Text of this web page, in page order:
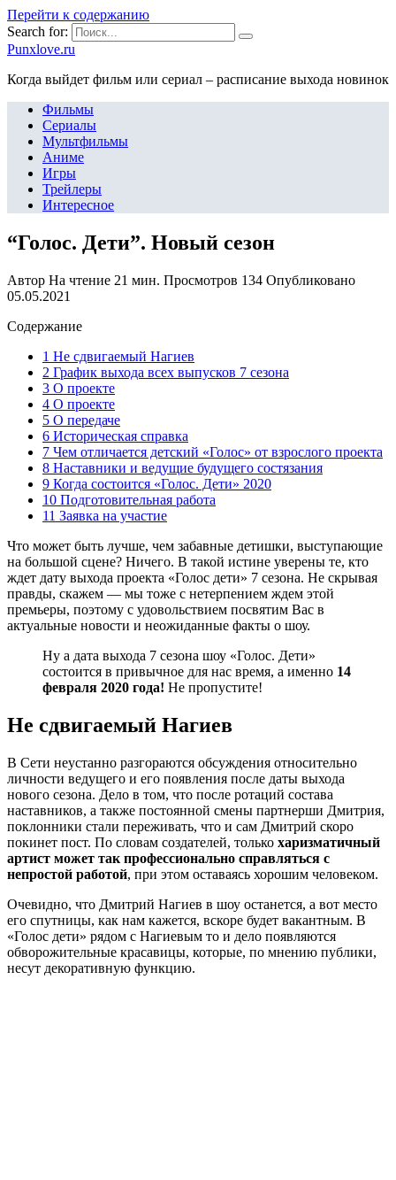
Перейти к содержанию
Search for:
Punxlove.ru
Когда выйдет фильм или сериал – расписание выхода новинок
Фильмы
Сериалы
Мультфильмы
Аниме
Игры
Трейлеры
Интересное
“Голос. Дети”. Новый сезон
Автор На чтение 21 мин. Просмотров 134 Опубликовано
05.05.2021
Содержание
1 Не сдвигаемый Нагиев
2 График выхода всех выпусков 7 сезона
3 О проекте
4 О проекте
5 О передаче
6 Историческая справка
7 Чем отличается детский «Голос» от взрослого проекта
8 Наставники и ведущие будущего состязания
9 Когда состоится «Голос. Дети» 2020
10 Подготовительная работа
11 Заявка на участие
Что может быть лучше, чем забавные детишки, выступающие
на большой сцене? Ничего. В такой истине уверены те, кто
ждет дату выхода проекта «Голос дети» 7 сезона. Не скрывая
правды, скажем — мы тоже с нетерпением ждем этой
премьеры, поэтому с удовольствием посвятим Вас в
актуальные новости и неожиданные факты о шоу.
Ну а дата выхода 7 сезона шоу «Голос. Дети»
состоится в привычное для нас время, а именно 14
февраля 2020 года! Не пропустите!
Не сдвигаемый Нагиев
В Сети неустанно разгораются обсуждения относительно
личности ведущего и его появления после даты выхода
нового сезона. Дело в том, что после ротаций состава
наставников, а также постоянной смены партнерши Дмитрия,
поклонники стали переживать, что и сам Дмитрий скоро
покинет пост. По словам создателей, только харизматичный
артист может так профессионально справляться с
непростой работой, при этом оставаясь хорошим человеком.
Очевидно, что Дмитрий Нагиев в шоу останется, а вот место
его спутницы, как нам кажется, вскоре будет вакантным. В
«Голос дети» рядом с Нагиевым то и дело появляются
обворожительные красавицы, которые, по мнению публики,
несут декоративную функцию.